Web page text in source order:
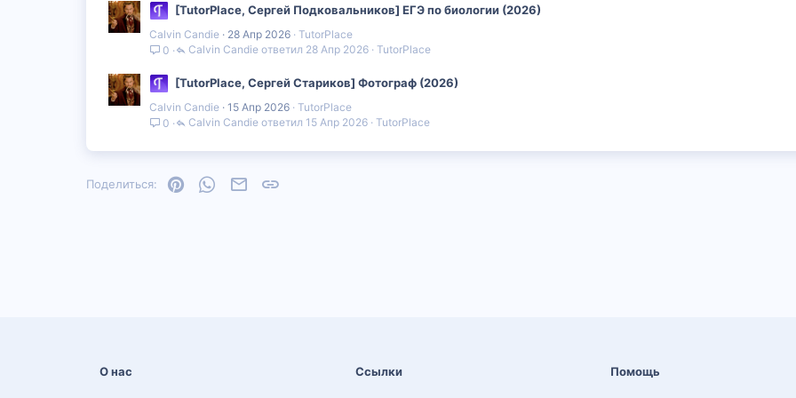
[TutorPlace, Сергей Подковальников] ЕГЭ по биологии (2026)
Calvin Candie 28 Апр 2026 TutorPlace
0
TutorPlace
28 Апр 2026
Calvin Candie
[TutorPlace, Сергей Стариков] Фотограф (2026)
Calvin Candie 15 Апр 2026 TutorPlace
0
TutorPlace
15 Апр 2026
Calvin Candie
Поделиться: PinterestWhatsAppЭлектронная почта
О нас Ссылки Помощь